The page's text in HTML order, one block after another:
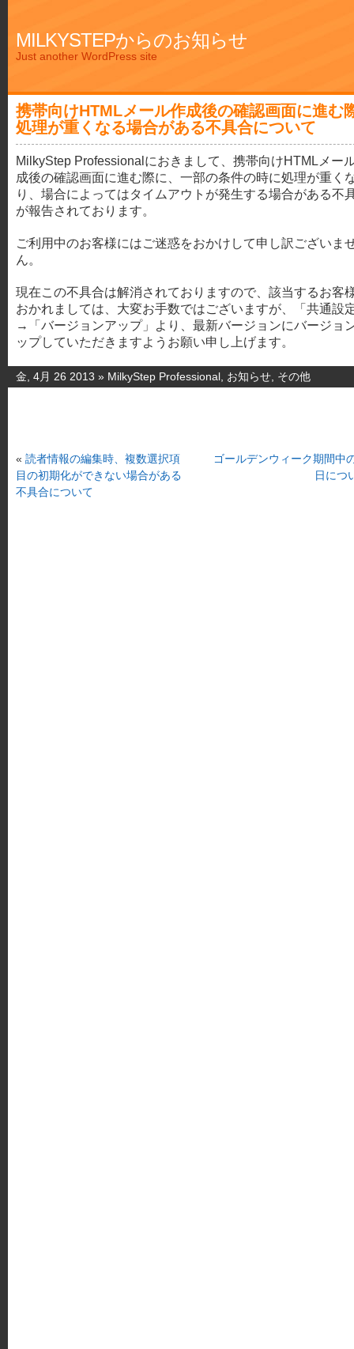
MILKYSTEPからのお知らせ
Just another WordPress site
携帯向けHTMLメール作成後の確認画面に進む
処理が重くなる場合がある不具合について
MilkyStep Professionalにおきまして、携帯向けHTMLメー
成後の確認画面に進む際に、一部の条件の時に処理が重く
り、場合によってはタイムアウトが発生する場合がある不
が報告されております。
ご利用中のお客様にはご迷惑をおかけして申し訳ございま
ん。
現在この不具合は解消されておりますので、該当するお客
おかれましては、大変お手数ではございますが、「共通設
→「バージョンアップ」より、最新バージョンにバージョ
ップしていただきますようお願い申し上げます。
金, 4月 26 2013 » MilkyStep Professional お知らせ その他
« 読者情報の編集時、複数選択項
目の初期化ができない場合がある
不具合について
ゴールデンウィーク期間中
日につ